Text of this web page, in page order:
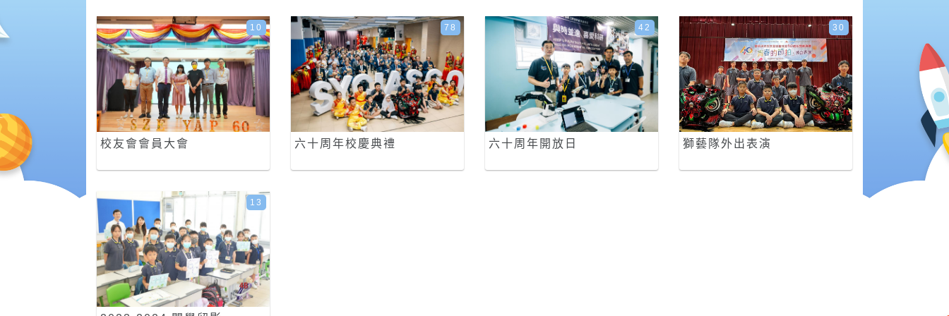
校友會會員大會
10
六十周年校慶典禮
78
六十周年開放日
42
獅藝隊外出表演
30
13